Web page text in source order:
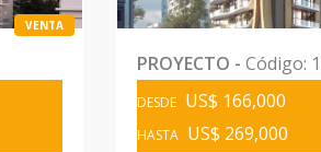
VENTA
PROYECTO - Código:
DESDE US$ 166,000
HASTA US$ 269,000